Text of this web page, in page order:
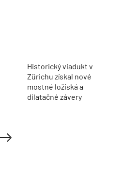
Historický viadukt v
Zürichu získal nové
mostné ložiská a
dilatačné závery